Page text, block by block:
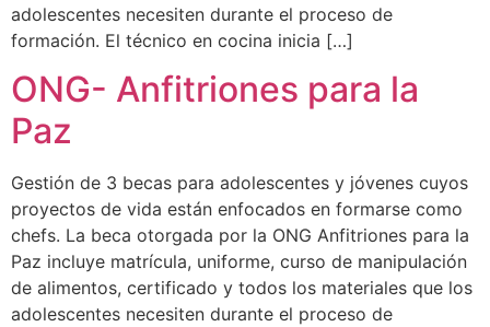
adolescentes necesiten durante el proceso de
formación. El técnico en cocina inicia […]
ONG- Anfitriones para la
Paz
Gestión de 3 becas para adolescentes y jóvenes cuyos
proyectos de vida están enfocados en formarse como
chefs. La beca otorgada por la ONG Anfitriones para la
Paz incluye matrícula, uniforme, curso de manipulación
de alimentos, certificado y todos los materiales que los
adolescentes necesiten durante el proceso de